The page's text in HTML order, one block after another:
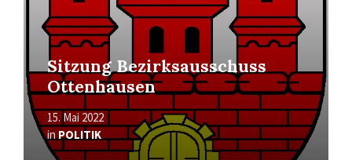
Sitzung Bezirksausschuss
Ottenhausen
15. Mai 2022
inPOLITIK